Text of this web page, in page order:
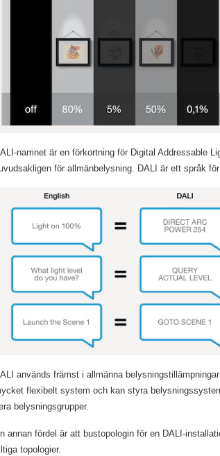
namnet är en förkortning för Digital Addressable
för allmänbelysning. DALI är ett språk
används främst i allmänna
flexibelt system och kan styra
belysningsgrupper.
annan fördel är att bustopologin för en DALI-
topologier.